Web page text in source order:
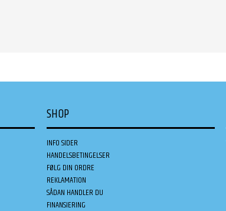
SHOP
INFO SIDER
HANDELSBETINGELSER
FØLG DIN ORDRE
REKLAMATION
SÅDAN HANDLER DU
FINANSIERING